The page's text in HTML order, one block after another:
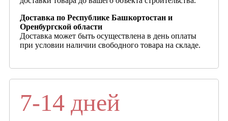
Доставка по Республике Башкортостан и
Оренбургской области
Доставка может быть осуществлена в день оплаты
при условии наличии свободного товара на складе.
7-14 дней